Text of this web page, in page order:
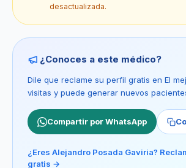
desactualizada.
¿Conoces a este médico?
Dile que reclame su perfil gratis en El
visitas y puede generar nuevos
Compartir por WhatsApp
¿Eres Alejandro Posada Gaviria?
gratis →